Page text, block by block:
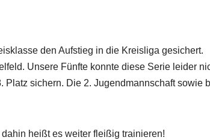
den Aufstieg in die Kreisliga gesichert.
Unsere Fünfte konnte diese Serie leider
Platz sichern. Die 2. Jugendmannschaft sowie
heißt es weiter fleißig trainieren!